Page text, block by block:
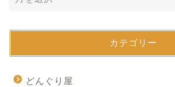
カテゴリー
どんぐり屋